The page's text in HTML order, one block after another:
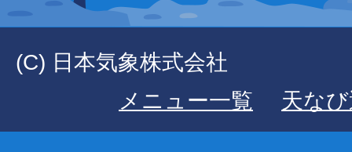
(C) 日本気象株式会社
メニュー一覧
天な